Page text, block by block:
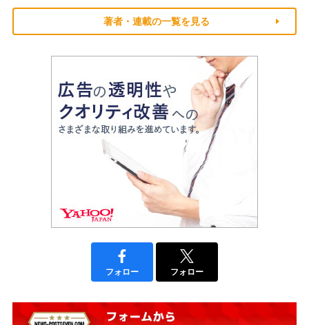
著者・連載の一覧を見る
フォロー フォロー